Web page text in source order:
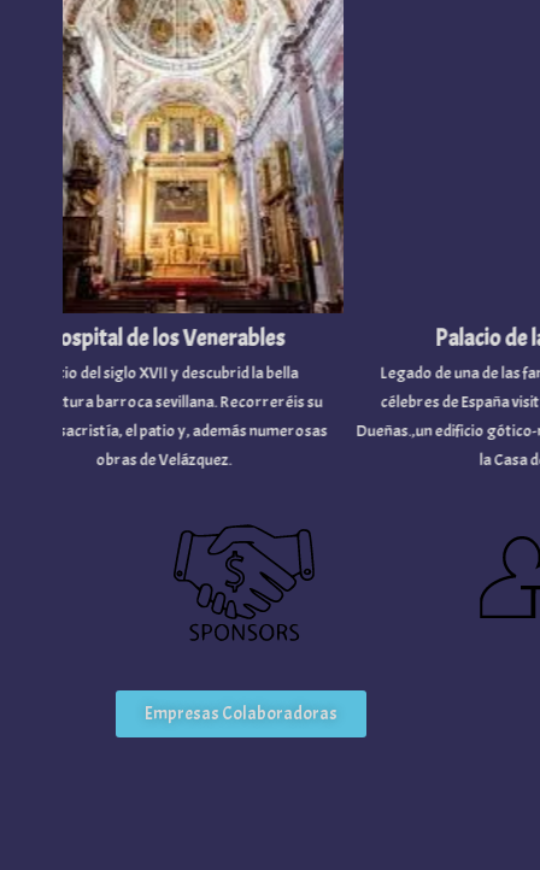
Palacio de las
Legado de una de las
célebres de España
Dueñas.,un edificio gótico-
la Casa de
Hospital de los Venerables
Edificio del siglo XVII y descubrid la bella
barroca sevillana. Recorreréis su
y sacristía, el patio y, además numerosas
obras de Velázquez.
Empresas Colaboradoras